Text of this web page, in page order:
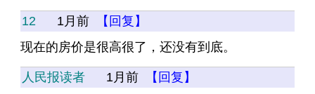
12 1月前
【回复】
现在的房价是很高很了，还没有到底。
人民报读者 1月前
【回复】